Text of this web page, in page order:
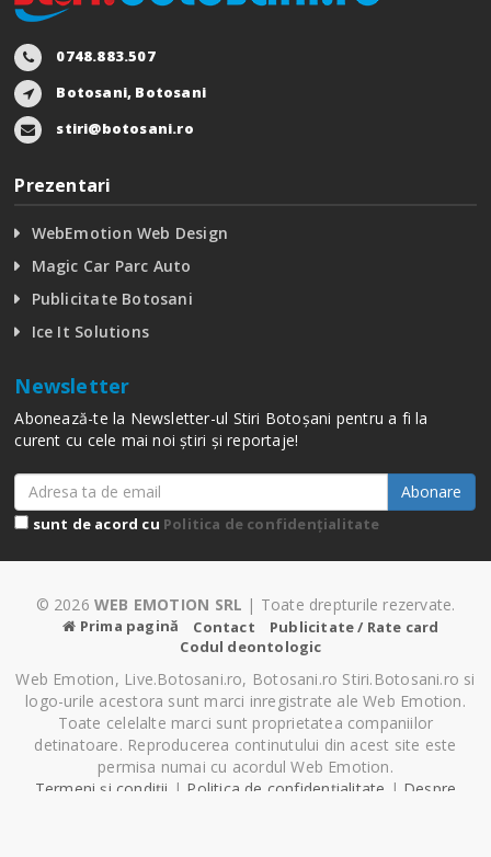
0748.883.507
Botosani, Botosani
stiri@botosani.ro
Prezentari
WebEmotion Web Design
Magic Car Parc Auto
Publicitate Botosani
Ice It Solutions
Newsletter
Abonează-te la Newsletter-ul Stiri Botoșani pentru a fi la
curent cu cele mai noi știri și reportaje!
Abonare
sunt de acord cu Politica de confidențialitate
© 2026 WEB EMOTION SRL | Toate drepturile rezervate.
Prima pagină Contact
Publicitate / Rate card
Codul deontologic
Web Emotion, Live.Botosani.ro, Botosani.ro Stiri.Botosani.ro si
logo-urile acestora sunt marci inregistrate ale Web Emotion.
Toate celelalte marci sunt proprietatea companiilor
detinatoare. Reproducerea continutului din acest site este
permisa numai cu acordul Web Emotion.
Termeni și condiții | Politica de confidențialitate | Despre